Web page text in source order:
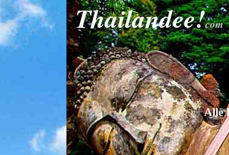
Thailandee!com
Alle